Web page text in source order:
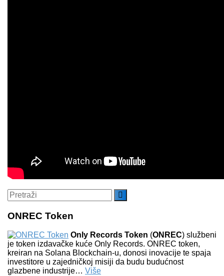
Search
for:
ONREC Token
Only Records Token (ONREC) službeni
je token izdavačke kuće Only Records. ONREC token,
kreiran na Solana Blockchain-u, donosi inovacije te spaja
investitore u zajedničkoj misiji da budu budućnost
glazbene industrije… Više